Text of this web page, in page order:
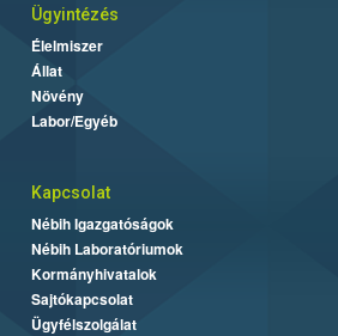
Ügyintézés
Élelmiszer
Állat
Növény
Labor/Egyéb
Kapcsolat
Nébih Igazgatóságok
Nébih Laboratóriumok
Kormányhivatalok
Sajtókapcsolat
Ügyfélszolgálat